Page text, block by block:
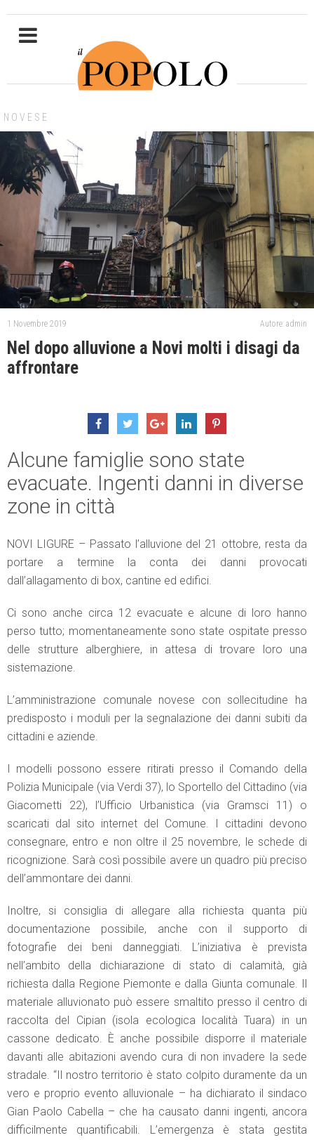
NOVESE
1 Novembre 2019 Autore: admin
Nel dopo alluvione a Novi molti i disagi da
affrontare
Alcune famiglie sono state
evacuate. Ingenti danni in diverse
zone in città
NOVI LIGURE – Passato l’alluvione del 21 ottobre, resta da
portare a termine la conta dei danni provocati
dall’allagamento di box, cantine ed edifici.
Ci sono anche circa 12 evacuate e alcune di loro hanno
perso tutto; momentaneamente sono state ospitate presso
delle strutture alberghiere, in attesa di trovare loro una
sistemazione.
L’amministrazione comunale novese con sollecitudine ha
predisposto i moduli per la segnalazione dei danni subiti da
cittadini e aziende.
I modelli possono essere ritirati presso il Comando della
Polizia Municipale (via Verdi 37), lo Sportello del Cittadino (via
Giacometti 22), l’Ufficio Urbanistica (via Gramsci 11) o
scaricati dal sito internet del Comune. I cittadini devono
consegnare, entro e non oltre il 25 novembre, le schede di
ricognizione. Sarà così possibile avere un quadro più preciso
dell’ammontare dei danni.
Inoltre, si consiglia di allegare alla richiesta quanta più
documentazione possibile, anche con il supporto di
fotografie dei beni danneggiati. L’iniziativa è prevista
nell’ambito della dichiarazione di stato di calamità, già
richiesta dalla Regione Piemonte e dalla Giunta comunale. Il
materiale alluvionato può essere smaltito presso il centro di
raccolta del Cipian (isola ecologica località Tuara) in un
cassone dedicato. È anche possibile disporre il materiale
davanti alle abitazioni avendo cura di non invadere la sede
stradale. “Il nostro territorio è stato colpito duramente da un
vero e proprio evento alluvionale – ha dichiarato il sindaco
Gian Paolo Cabella – che ha causato danni ingenti, ancora
difficilmente quantificabili. L’emergenza è stata gestita